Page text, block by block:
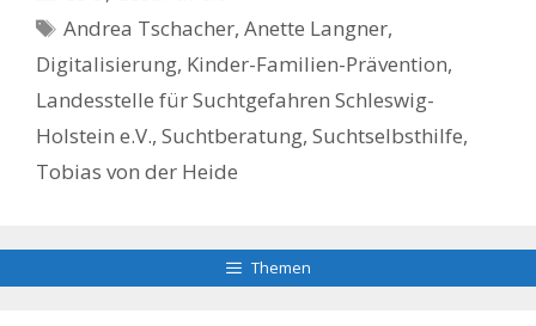
Schlagwörter
Andrea Tschacher,Anette Langner,
Digitalisierung, Kinder-Familien-Prävention,
Landesstelle für Suchtgefahren Schleswig-
Holstein e.V., Suchtberatung, Suchtselbsthilfe,
Tobias von der Heide
Themen